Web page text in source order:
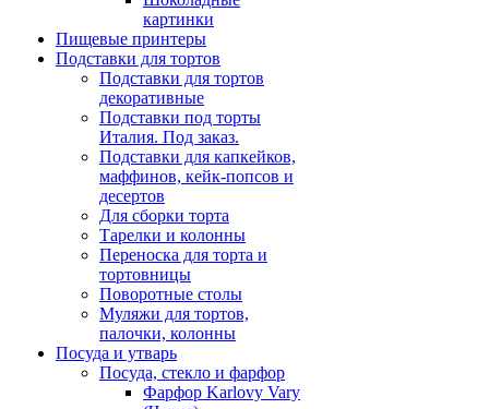
картинки
Пищевые принтеры
Подставки для тортов
Подставки для тортов
декоративные
Подставки под торты
Италия. Под заказ.
Подставки для капкейков,
маффинов, кейк-попсов и
десертов
Для сборки торта
Тарелки и колонны
Переноска для торта и
тортовницы
Поворотные столы
Муляжи для тортов,
палочки, колонны
Посуда и утварь
Посуда, стекло и фарфор
Фарфор Karlovy Vary